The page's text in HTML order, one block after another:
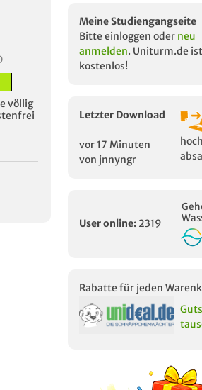
völlig
Meine Studiengangseite
Bitte einloggen oder neu
anmelden. Uniturm.de
kostenlos!
Letzter Download
vor 17 Minuten
von jnnyngr
User online: 2319
Rabatte für jeden